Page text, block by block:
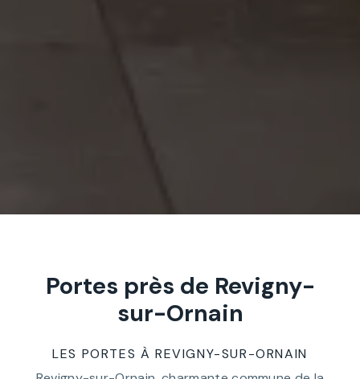
Portes près de Revigny-
sur-Ornain
LES PORTES À REVIGNY-SUR-ORNAIN